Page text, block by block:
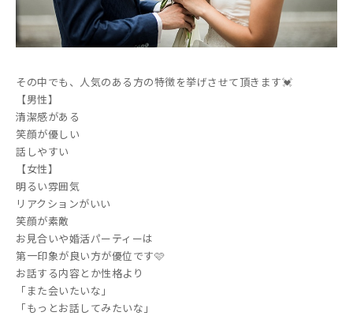
その中でも、人気のある方の特徴を挙げさせて頂きます💓
【男性】
清潔感がある
笑顔が優しい
話しやすい
【女性】
明るい雰囲気
リアクションがいい
笑顔が素敵
お見合いや婚活パーティーは
第一印象が良い方が優位です🩷
お話する内容とか性格より
「また会いたいな」
「もっとお話してみたいな」